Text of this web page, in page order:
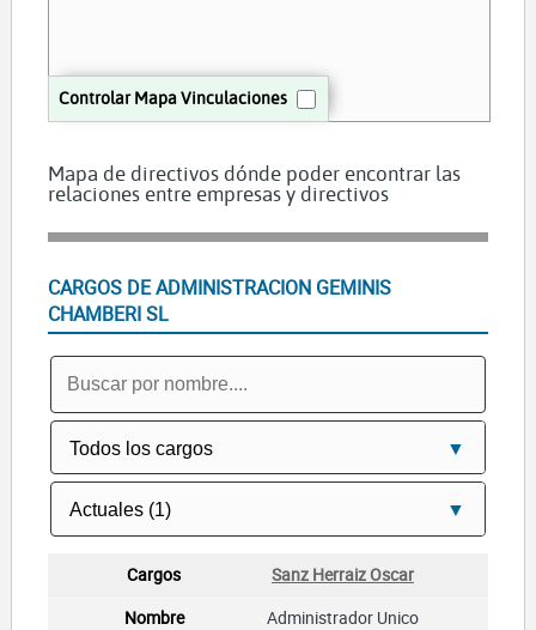
Controlar Mapa Vinculaciones
Mapa de directivos dónde poder encontrar las
relaciones entre empresas y directivos
CARGOS DE ADMINISTRACION GEMINIS
CHAMBERI SL
Sanz Herraiz Oscar
Administrador Unico